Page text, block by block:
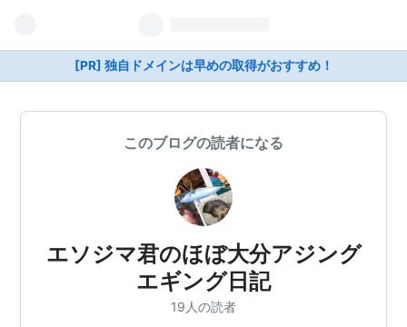
[PR] 独自ドメインは早めの取得がおすすめ！
このブログの読者になる
エソジマ君のほぼ大分アジング
エギング日記
19人の読者